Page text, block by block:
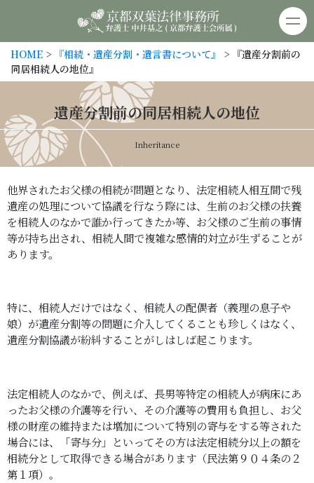
京都双葉法律事務所
HOME > 『相続・遺産分割・遺言書について』
> 『遺産分割前の
同居相続人の地位』
遺産分割前の同居相続人の地位
Inheritance
他界されたお父様の相続が問題となり、法定相続人相互間で残
遺産の処理について協議を行なう際には、生前のお父様の扶養
を相続人のなかで誰か行ってきたか等、お父様のご生前の事情
等が持ち出され、相続人間で複雑な感情的対立が生ずることが
あります。
特に、相続人だけではなく、相続人の配偶者（義理の息子や
娘）が遺産分割等の問題に介入してくることも珍しくはなく、
遺産分割協議が紛糾することがしはしば起こります。
法定相続人のなかで、例えば、長男等特定の相続人が病床にあ
ったお父様の介護等を行い、その介護等の費用も負担し、お父
様の財産の維持または増加について特別の寄与をする等された
場合には、「寄与分」といってその方は法定相続分以上の額を
相続分として取得できる場合があります（民法第９０４条の２
第１項）。